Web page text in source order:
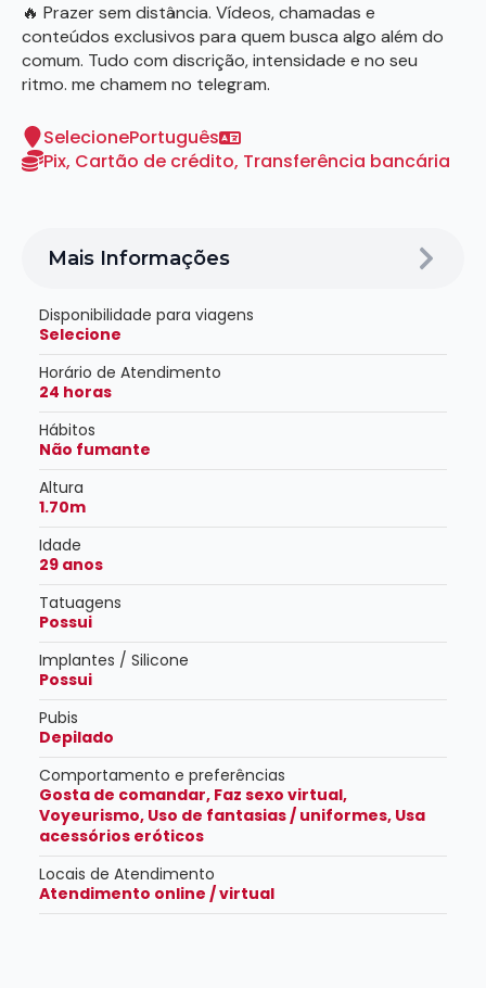
🔥 Prazer sem distância. Vídeos, chamadas e
conteúdos exclusivos para quem busca algo além do
comum. Tudo com discrição, intensidade e no seu
ritmo. me chamem no telegram.
SelecionePortuguês
Pix, Cartão de crédito, Transferência bancária
Mais Informações
Disponibilidade para viagens
Selecione
Horário de Atendimento
24 horas
Hábitos
Não fumante
Altura
1.70m
Idade
29 anos
Tatuagens
Possui
Implantes / Silicone
Possui
Pubis
Depilado
Comportamento e preferências
Gosta de comandar, Faz sexo virtual,
Voyeurismo, Uso de fantasias / uniformes, Usa
acessórios eróticos
Locais de Atendimento
Atendimento online / virtual